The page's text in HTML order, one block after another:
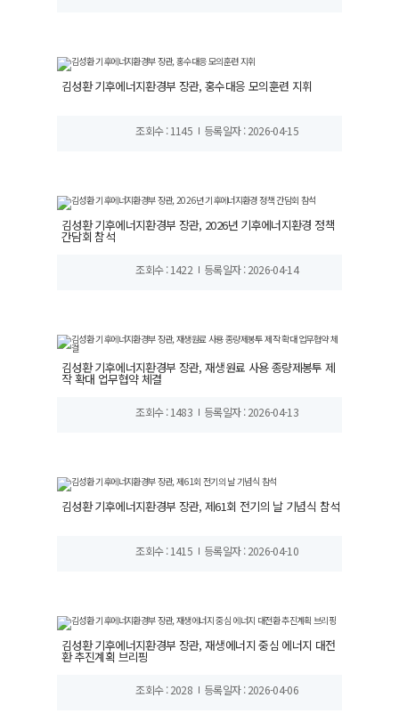
김성환 기후에너지환경부 장관, 홍수대응 모의훈련 지휘
조회수 : 1145 등록일자 : 2026-04-15
김성환 기후에너지환경부 장관, 2026년 기후에너지환경 정책
간담회 참석
조회수 : 1422 등록일자 : 2026-04-14
김성환 기후에너지환경부 장관, 재생원료 사용 종량제봉투 제
작 확대 업무협약 체결
조회수 : 1483 등록일자 : 2026-04-13
김성환 기후에너지환경부 장관, 제61회 전기의 날 기념식 참석
조회수 : 1415 등록일자 : 2026-04-10
김성환 기후에너지환경부 장관, 재생에너지 중심 에너지 대전
환 추진계획 브리핑
조회수 : 2028 등록일자 : 2026-04-06